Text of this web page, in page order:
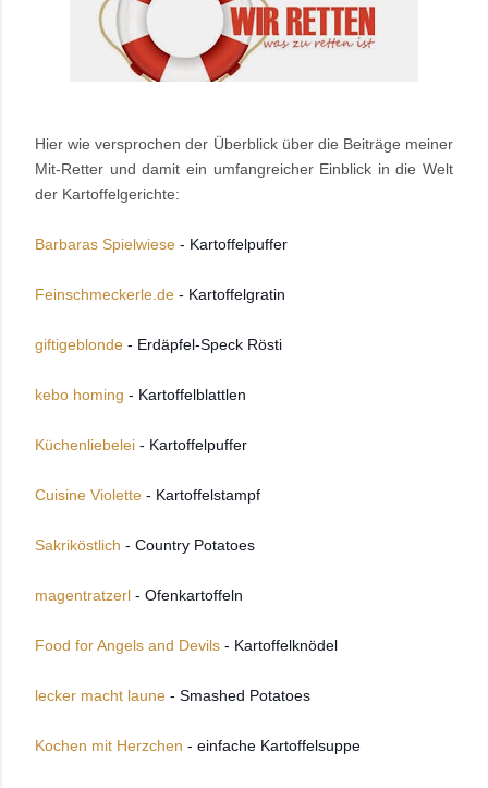
Hier wie versprochen der Überblick über die Beiträge meiner
Mit-Retter und damit ein umfangreicher Einblick in die Welt
der Kartoffelgerichte:
Barbaras Spielwiese - Kartoffelpuffer
Feinschmeckerle.de - Kartoffelgratin
giftigeblonde - Erdäpfel-Speck Rösti
kebo homing - Kartoffelblattlen
Küchenliebelei - Kartoffelpuffer
Cuisine Violette - Kartoffelstampf
Sakriköstlich - Country Potatoes
magentratzerl - Ofenkartoffeln
Food for Angels and Devils - Kartoffelknödel
lecker macht laune - Smashed Potatoes
Kochen mit Herzchen - einfache Kartoffelsuppe